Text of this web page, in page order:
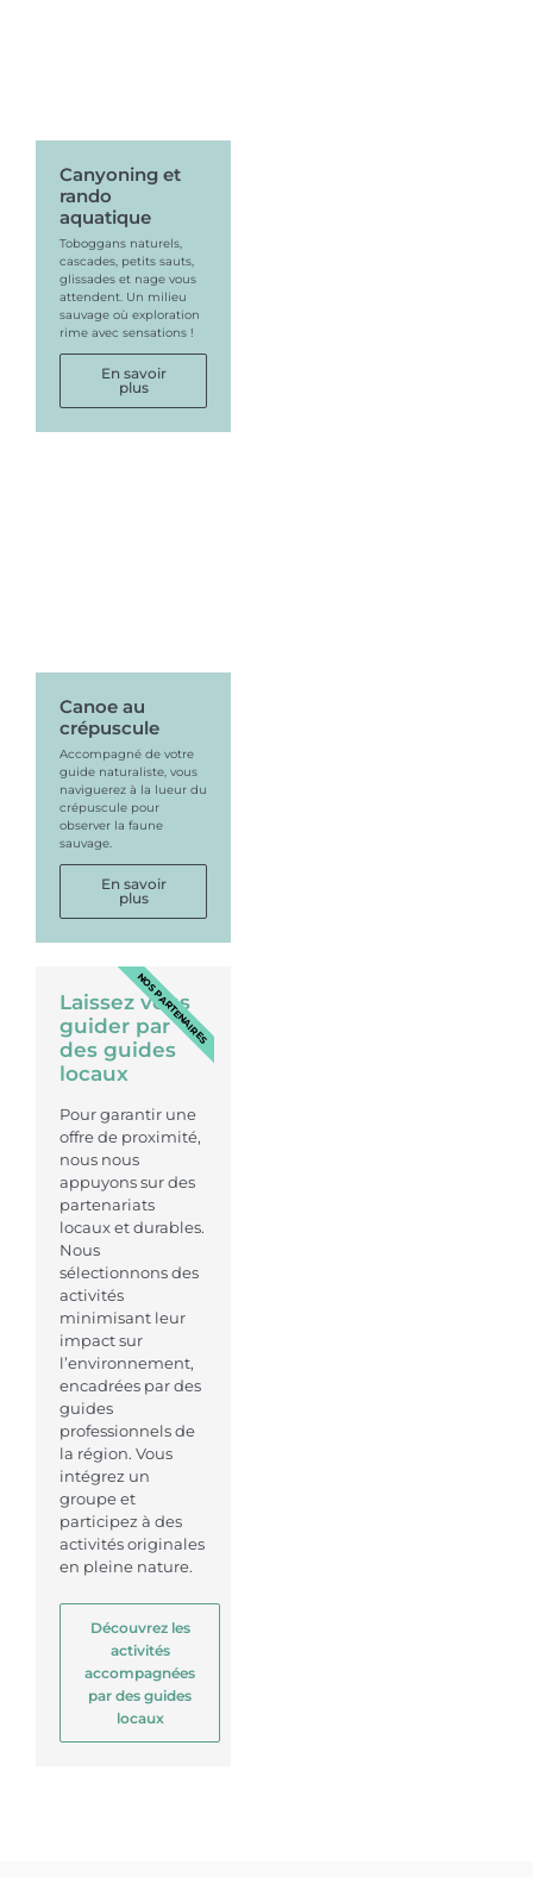
Canyoning et
rando
aquatique
Toboggans naturels,
cascades, petits sauts,
glissades et nage vous
attendent. Un milieu
sauvage où exploration
rime avec sensations !
En savoir
plus
Canoe au
crépuscule
Accompagné de votre
guide naturaliste, vous
naviguerez à la lueur du
crépuscule pour
observer la faune
sauvage.
En savoir
plus
Laissez vous
guider par
des guides
locaux
Pour garantir une
offre de proximité,
nous nous
appuyons sur des
partenariats
locaux et durables.
Nous
sélectionnons des
activités
minimisant leur
impact sur
l’environnement,
encadrées par des
guides
professionnels de
la région. Vous
intégrez un
groupe et
participez à des
activités originales
en pleine nature.
Découvrez les
activités
accompagnées
par des guides
locaux
NOS PARTENAIRES